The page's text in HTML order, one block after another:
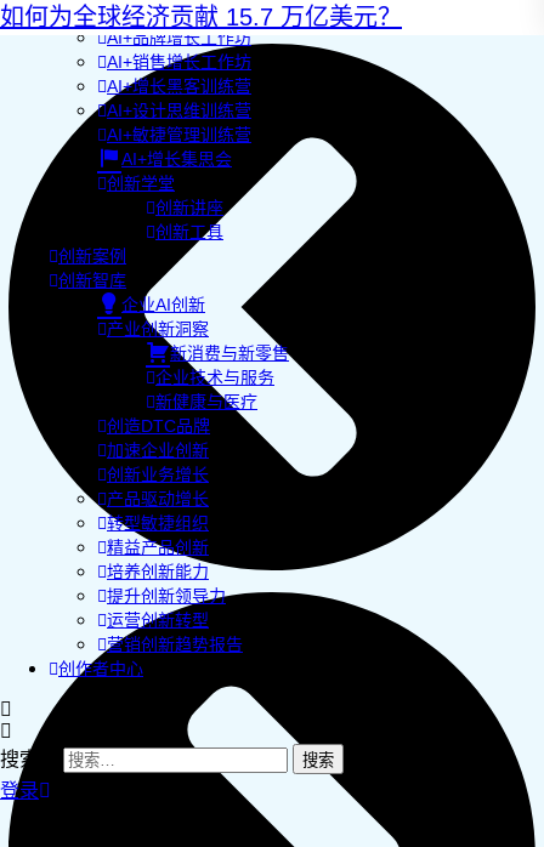
AI+增长战略工作坊
AI+品牌增长工作坊
AI+销售增长工作坊
AI+增长黑客训练营
AI+设计思维训练营
AI+敏捷管理训练营
AI+增长集思会
创新学堂
创新讲座
创新工具
创新案例
创新智库
企业AI创新
产业创新洞察
新消费与新零售
企业技术与服务
新健康与医疗
创造DTC品牌
加速企业创新
创新业务增长
产品驱动增长
转型敏捷组织
精益产品创新
培养创新能力
提升创新领导力
运营创新转型
营销创新趋势报告
创作者中心
搜索：
登录
如何为全球经济贡献 15.7 万亿美元？